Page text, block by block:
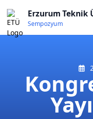
Erzurum Teknik
Sempozyum